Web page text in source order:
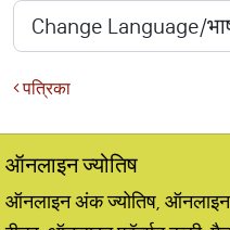
पत्रिका
ऑनलाइन ज्योतिष
ऑनलाइन अंक ज्योतिष,